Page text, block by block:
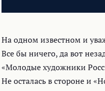
На одном известном и
Все бы ничего, да вот
«Молодые художники
Не осталась в стороне и